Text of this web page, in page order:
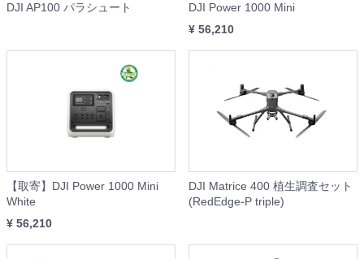
DJI AP100 パラシュート
DJI Power 1000 Mini
¥ 56,210
【取寄】DJI Power 1000 Mini
White
¥ 56,210
DJI Matrice 400 植生調査セット
(RedEdge-P triple)